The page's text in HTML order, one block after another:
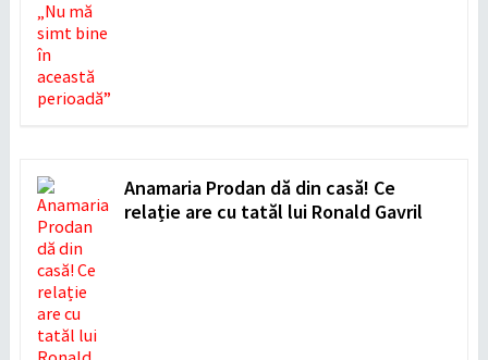
Anamaria Prodan dă din casă! Ce
relație are cu tatăl lui Ronald Gavril